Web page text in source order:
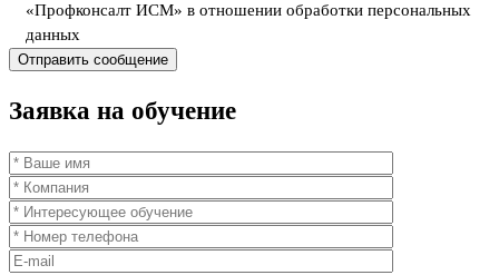
«Профконсалт ИСМ» в отношении обработки персональных
данных
Заявка на обучение